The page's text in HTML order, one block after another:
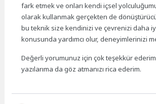
fark etmek ve onları kendi içsel
olarak kullanmak gerçekten de
bu teknik size kendinizi ve çevrenizi daha
konusunda yardımcı olur, deneyimlerinizi
Değerli yorumunuz için çok teşekkür
yazılarıma da göz atmanızı rica ederim.